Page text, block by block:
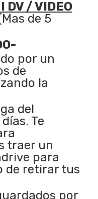
DV / VIDEO
de 5
por un
de
la
del
Te
traer un
para
de retirar tus
por